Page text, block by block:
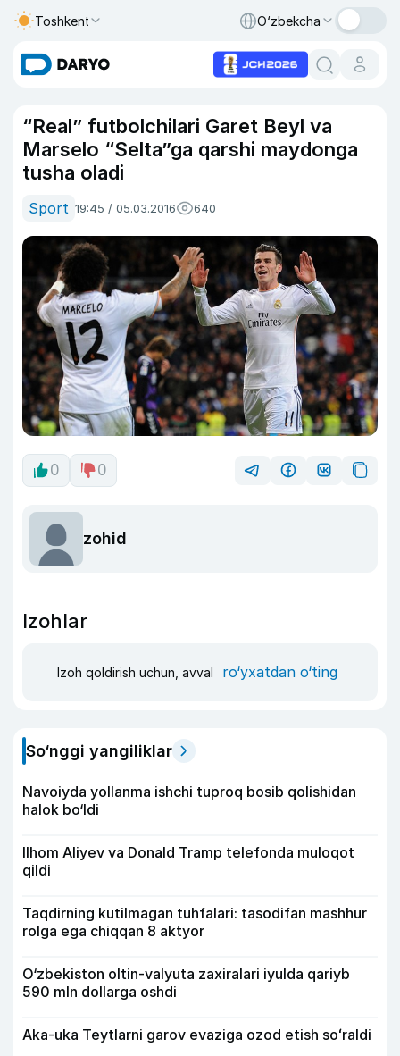
Toshkent O‘zbekcha
“Real” futbolchilari Garet Beyl va
Marselo “Selta”ga qarshi maydonga
tusha oladi
Sport 19:45 / 05.03.2016 640
0 0
zohid
Izohlar
Izoh qoldirish uchun, avval ro‘yxatdan o‘ting
So‘nggi yangiliklar
Navoiyda yollanma ishchi tuproq bosib qolishidan
halok bo‘ldi
Ilhom Aliyev va Donald Tramp telefonda muloqot
qildi
Taqdirning kutilmagan tuhfalari: tasodifan mashhur
rolga ega chiqqan 8 aktyor
O‘zbekiston oltin-valyuta zaxiralari iyulda qariyb
590 mln dollarga oshdi
Aka-uka Teytlarni garov evaziga ozod etish soʻraldi